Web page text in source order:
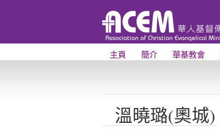
主頁 簡介 華基教會
溫曉璐(奧城)